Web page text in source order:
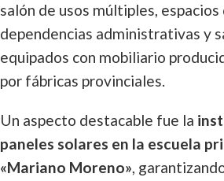
salón de usos múltiples, espacios
dependencias administrativas y
equipados con mobiliario
por fábricas provinciales.
Un aspecto destacable fue la
paneles solares en la escuela
«Mariano Moreno»,